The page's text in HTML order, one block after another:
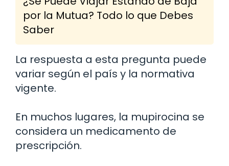
por la Mutua? Todo lo que Debes
Saber
La respuesta a esta pregunta puede
variar según el país y la normativa
vigente.
En muchos lugares, la mupirocina se
considera un medicamento de
prescripción.